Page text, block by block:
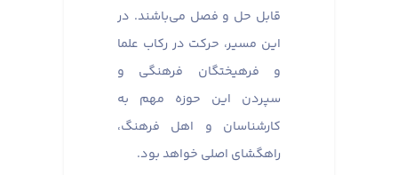
قابل حل و فصل می‌باشند. در
این مسیر، حرکت در رکاب علما
و فرهیختگان فرهنگی و
سپردن این حوزه مهم به
کارشناسان و اهل فرهنگ،
راهگشای اصلی خواهد بود.